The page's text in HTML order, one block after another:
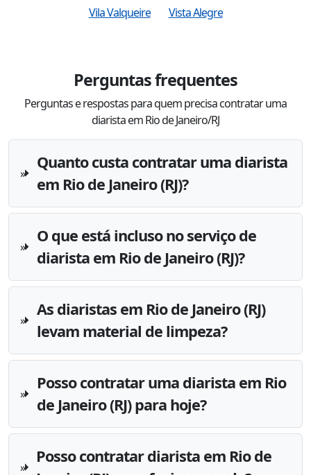
Vila Valqueire
Vista Alegre
Perguntas frequentes
Perguntas e respostas para quem precisa contratar uma
diarista em Rio de Janeiro/RJ
Quanto custa contratar uma diarista
em Rio de Janeiro (RJ)?
O que está incluso no serviço de
diarista em Rio de Janeiro (RJ)?
As diaristas em Rio de Janeiro (RJ)
levam material de limpeza?
Posso contratar uma diarista em Rio
de Janeiro (RJ) para hoje?
Posso contratar diarista em Rio de